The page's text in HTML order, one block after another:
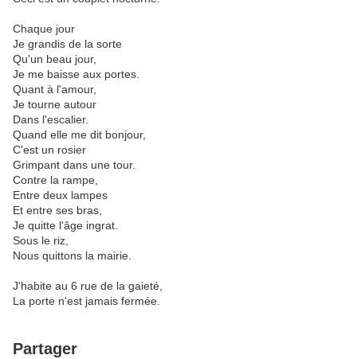
Chaque jour
Je grandis de la sorte
Qu'un beau jour,
Je me baisse aux portes.
Quant à l'amour,
Je tourne autour
Dans l'escalier.
Quand elle me dit bonjour,
C'est un rosier
Grimpant dans une tour.
Contre la rampe,
Entre deux lampes
Et entre ses bras,
Je quitte l'âge ingrat.
Sous le riz,
Nous quittons la mairie.
J'habite au 6 rue de la gaieté,
La porte n'est jamais fermée.
Partager